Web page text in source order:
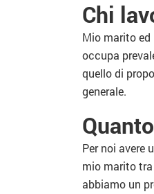
Chi
Mio marito ed
occupa
quello di
generale.
Per noi avere
mio marito
abbiamo un